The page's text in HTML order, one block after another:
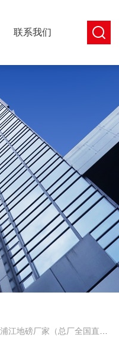
联系我们
磅厂家（总厂全国直供0.1米-24米）